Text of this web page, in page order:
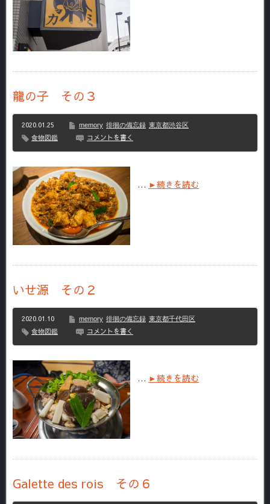
龍の子 その３
2020.01.25 memory 徘徊の備忘録 東京都渋谷区
食物図鑑
コメントを書く
… ►続きを読む
いせ源 その２
2020.01.10 memory 徘徊の備忘録 東京都千代田区
食物図鑑
コメントを書く
… ►続きを読む
Galette des rois その６